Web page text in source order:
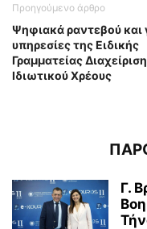
Προηγούμενο άρθρο
Ψηφιακά ραντεβού και
υπηρεσίες της Ειδικής
Γραμματείας
Ιδιωτικού Χρέους
Γ.